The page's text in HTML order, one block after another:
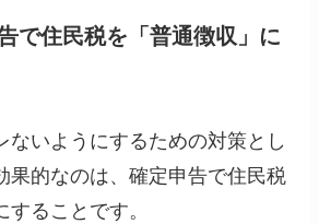
で住民税を「普通徴収」に
ないようにするための対策とし
果的なのは、確定申告で住民税
ることです。